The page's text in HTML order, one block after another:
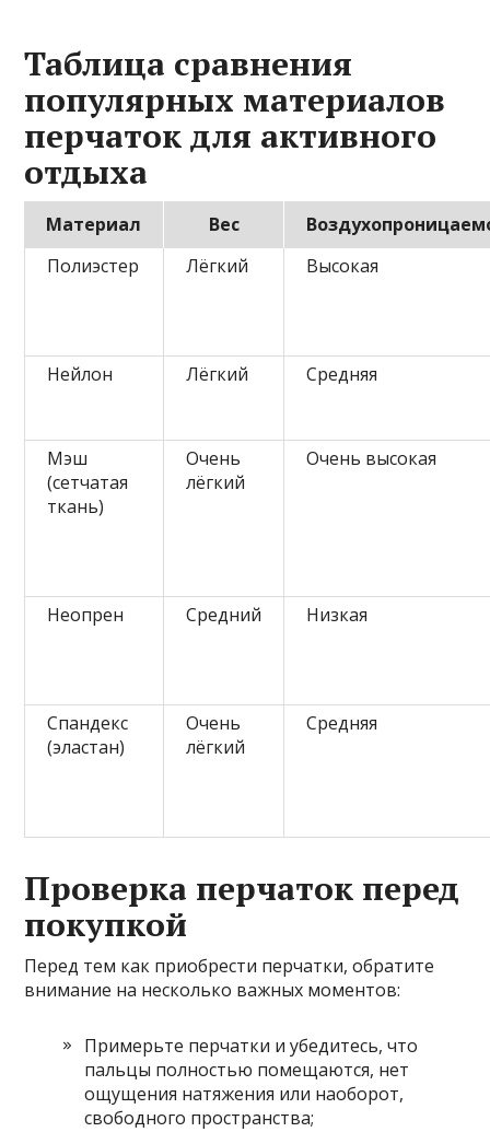
Таблица сравнения
популярных материалов
перчаток для активного
отдыха
Материал Вес
Полиэстер
Лёгкий Высокая
Нейлон Лёгкий Средняя
Мэш
(сетчатая
ткань)
Очень
лёгкий
Очень высокая
Неопрен Средний Низкая
Спандекс
(эластан)
Очень
лёгкий
Средняя
Проверка перчаток перед
покупкой
Перед тем как приобрести перчатки, обратите
внимание на несколько важных моментов:
Примерьте перчатки и убедитесь, что
пальцы полностью помещаются, нет
ощущения натяжения или наоборот,
свободного пространства;